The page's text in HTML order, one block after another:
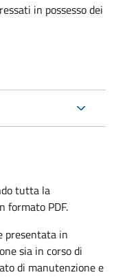
in possesso dei
tutta la
formato PDF.
presentata in
sia in corso di
di manutenzione e